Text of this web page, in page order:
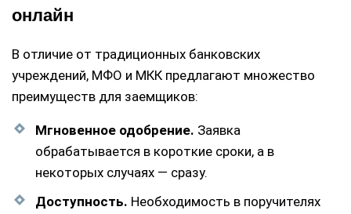
онлайн
В отличие от традиционных банковских
учреждений, МФО и МКК предлагают множество
преимуществ для заемщиков:
Мгновенное одобрение. Заявка
обрабатывается в короткие сроки, а в
некоторых случаях — сразу.
Доступность. Необходимость в поручителях